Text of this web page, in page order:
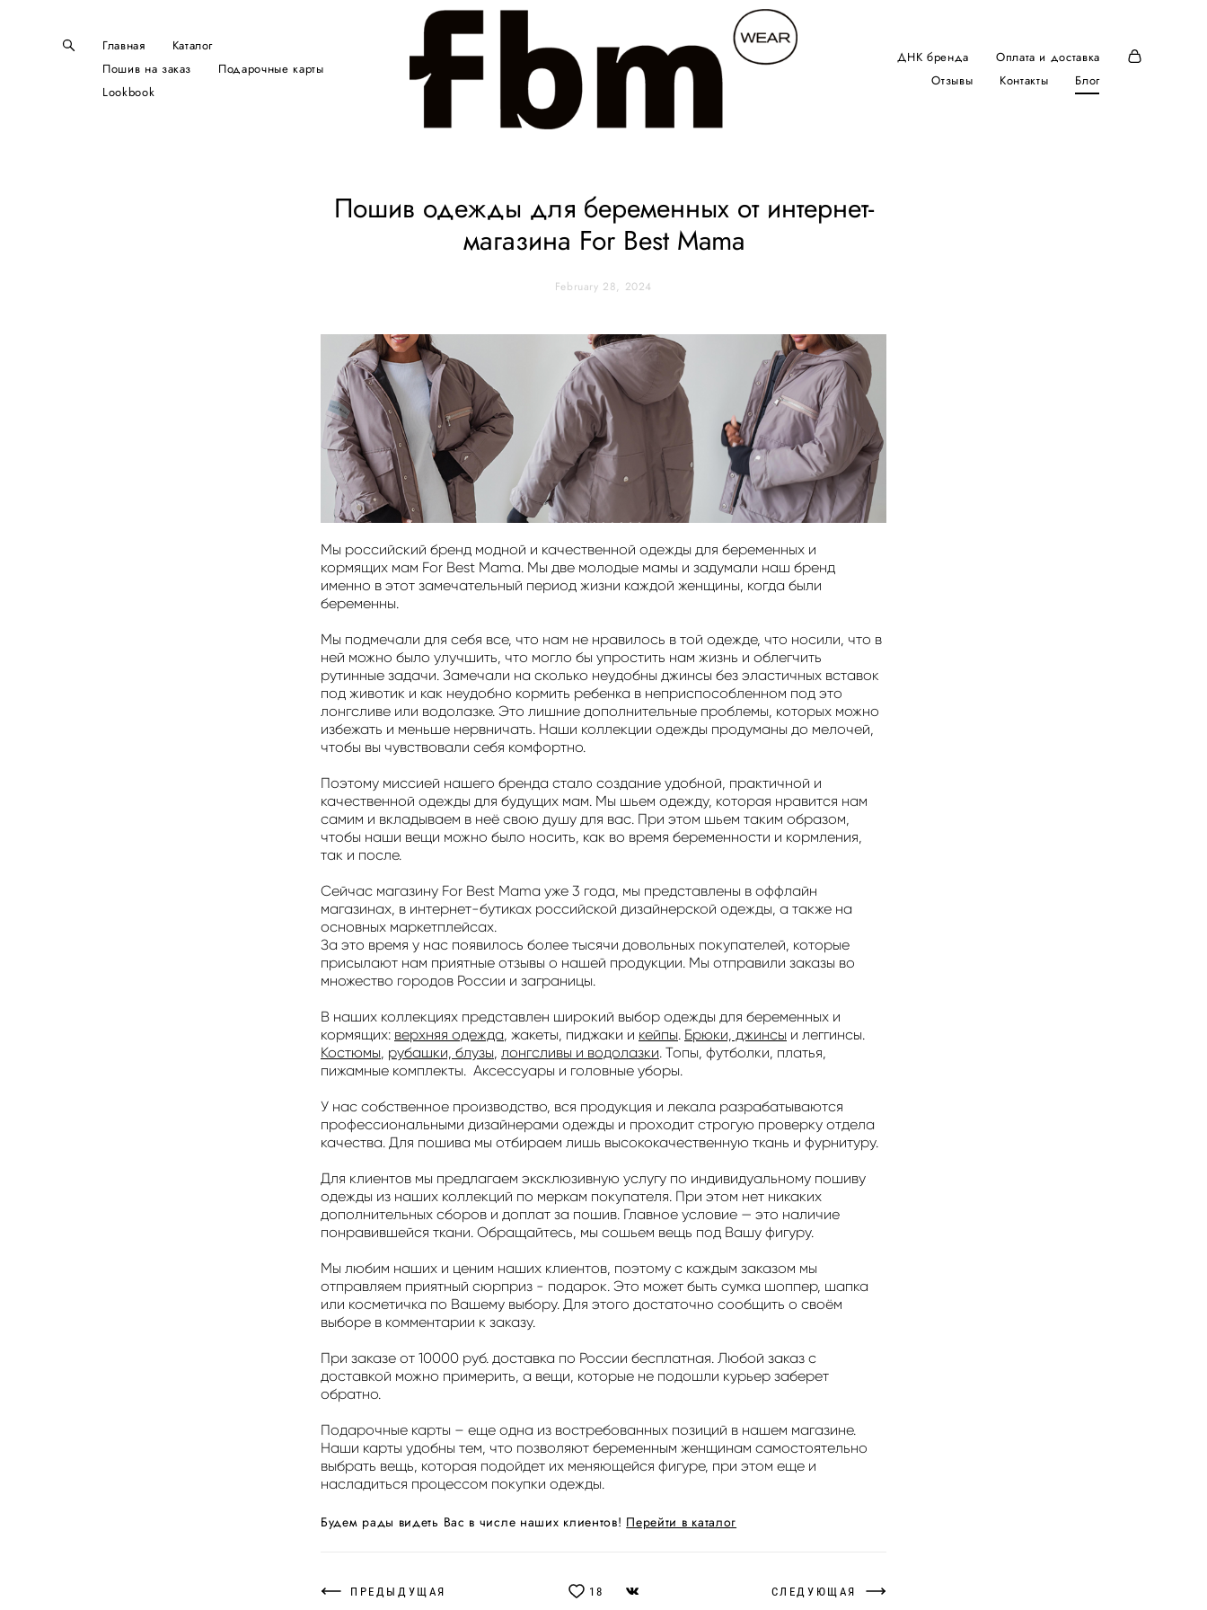
Главная
Каталог
Пошив на заказ
Подарочные карты
Lookbook
ДНК бренда
Оплата и доставка
Отзывы
Контакты Блог
Пошив одежды для беременных от интернет-
магазина For Best Mama
February 28, 2024
Мы российский бренд модной и качественной одежды для беременных и
кормящих мам For Best Mama. Мы две молодые мамы и задумали наш бренд
именно в этот замечательный период жизни каждой женщины, когда были
беременны.
Мы подмечали для себя все, что нам не нравилось в той одежде, что носили, что в
ней можно было улучшить, что могло бы упростить нам жизнь и облегчить
рутинные задачи. Замечали на сколько неудобны джинсы без эластичных вставок
под животик и как неудобно кормить ребенка в неприспособленном под это
лонгсливе или водолазке. Это лишние дополнительные проблемы, которых можно
избежать и меньше нервничать. Наши коллекции одежды продуманы до мелочей,
чтобы вы чувствовали себя комфортно.
Поэтому миссией нашего бренда стало создание удобной, практичной и
качественной одежды для будущих мам. Мы шьем одежду, которая нравится нам
самим и вкладываем в неё свою душу для вас. При этом шьем таким образом,
чтобы наши вещи можно было носить, как во время беременности и кормления,
так и после.
Сейчас магазину For Best Mama уже 3 года, мы представлены в оффлайн
магазинах, в интернет-бутиках российской дизайнерской одежды, а также на
основных маркетплейсах.
За это время у нас появилось более тысячи довольных покупателей, которые
присылают нам приятные отзывы о нашей продукции. Мы отправили заказы во
множество городов России и заграницы.
В наших коллекциях представлен широкий выбор одежды для беременных и
кормящих: верхняя одежда, жакеты, пиджаки и кейпы. Брюки, джинсы и леггинсы.
Костюмы, рубашки, блузы, лонгсливы и водолазки. Топы, футболки, платья,
пижамные комплекты. Аксессуары и головные уборы.
У нас собственное производство, вся продукция и лекала разрабатываются
профессиональными дизайнерами одежды и проходит строгую проверку отдела
качества. Для пошива мы отбираем лишь высококачественную ткань и фурнитуру.
Для клиентов мы предлагаем эксклюзивную услугу по индивидуальному пошиву
одежды из наших коллекций по меркам покупателя. При этом нет никаких
дополнительных сборов и доплат за пошив. Главное условие — это наличие
понравившейся ткани. Обращайтесь, мы сошьем вещь под Вашу фигуру.
Мы любим наших и ценим наших клиентов, поэтому с каждым заказом мы
отправляем приятный сюрприз - подарок. Это может быть сумка шоппер, шапка
или косметичка по Вашему выбору. Для этого достаточно сообщить о своём
выборе в комментарии к заказу.
При заказе от 10000 руб. доставка по России бесплатная. Любой заказ с
доставкой можно примерить, а вещи, которые не подошли курьер заберет
обратно.
Подарочные карты – еще одна из востребованных позиций в нашем магазине.
Наши карты удобны тем, что позволяют беременным женщинам самостоятельно
выбрать вещь, которая подойдет их меняющейся фигуре, при этом еще и
насладиться процессом покупки одежды.
Будем рады видеть Вас в числе наших клиентов! Перейти в каталог
18
ПРЕДЫДУЩАЯ СЛЕДУЮЩАЯ